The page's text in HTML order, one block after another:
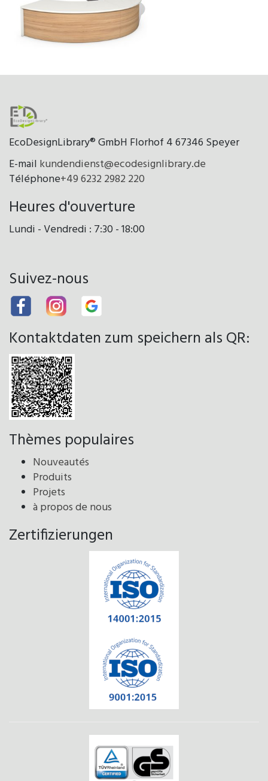
EcoDesignLibrary® GmbH Florhof 4 67346 Speyer
E-mail kundendienst@ecodesignlibrary.de
Téléphone+49 6232 2982 220
Heures d'ouverture
Lundi - Vendredi : 7:30 - 18:00
Suivez-nous
Kontaktdaten zum speichern als QR:
Thèmes populaires
Nouveautés
Produits
Projets
à propos de nous
Zertifizierungen